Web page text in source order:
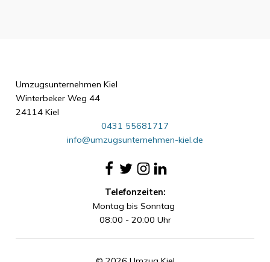
Umzugsunternehmen Kiel
Winterbeker Weg 44
24114 Kiel
0431 55681717
info@umzugsunternehmen-kiel.de
Telefonzeiten:
Montag bis Sonntag
08:00 - 20:00 Uhr